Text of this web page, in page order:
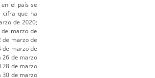
el país se
cifra que ha
de 2020;
marzo de
de marzo de
de marzo de
26 de marzo
28 de marzo
30 de marzo